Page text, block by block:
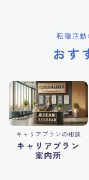
転職活動
おす
キャリアプランの相談
キャリアプラン
案内所